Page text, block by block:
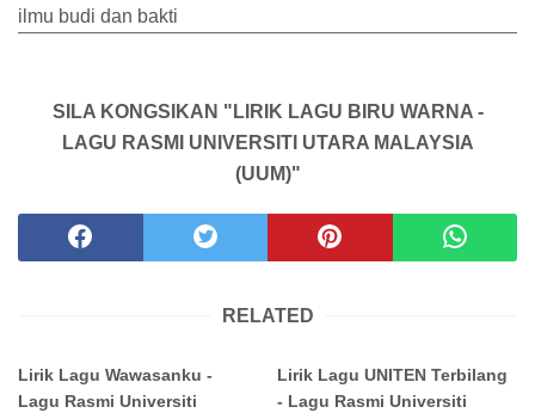
ilmu budi dan bakti
SILA KONGSIKAN "LIRIK LAGU BIRU WARNA -
LAGU RASMI UNIVERSITI UTARA MALAYSIA
(UUM)"
RELATED
Lirik Lagu Wawasanku -
Lagu Rasmi Universiti
Lirik Lagu UNITEN Terbilang
- Lagu Rasmi Universiti